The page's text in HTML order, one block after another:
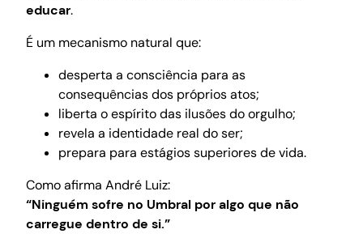
educar.
É um mecanismo natural que:
desperta a consciência para as
consequências dos próprios atos;
liberta o espírito das ilusões do orgulho;
revela a identidade real do ser;
prepara para estágios superiores de vida.
Como afirma André Luiz:
“Ninguém sofre no Umbral por algo que não
carregue dentro de si.”